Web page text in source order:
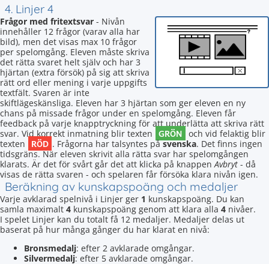
4. Linjer 4
Frågor med fritextsvar - Nivån
innehåller 12 frågor (varav alla har
bild), men det visas max 10 frågor
per spelomgång. Eleven måste skriva
det rätta svaret helt själv och har 3
hjärtan (extra försök) på sig att skriva
rätt ord eller mening i varje uppgifts
textfält. Svaren är inte
skiftlägeskänsliga. Eleven har 3 hjärtan som ger eleven en ny
chans på missade frågor under en spelomgång. Eleven får
feedback på varje knapptryckning för att underlätta att skriva rätt
svar. Vid korrekt inmatning blir texten GRÖN och vid felaktig blir
texten
RÖD . Frågorna har talsyntes påsvenska. Det finns ingen
tidsgräns. När eleven skrivit alla rätta svar har spelomgången
klarats. Är det för svårt går det att klicka på knappenAvbryt - då
visas de rätta svaren - och spelaren får försöka klara nivån igen.
Beräkning av kunskapspoäng och medaljer
Varje avklarad spelnivå i Linjer ger 1 kunskapspoäng. Du kan
samla maximalt 4 kunskapspoäng genom att klara alla 4 nivåer.
I spelet Linjer kan du totalt få 12 medaljer. Medaljer delas ut
baserat på hur många gånger du har klarat en nivå:
Bronsmedalj: efter 2 avklarade omgångar.
Silvermedalj: efter 5 avklarade omgångar.